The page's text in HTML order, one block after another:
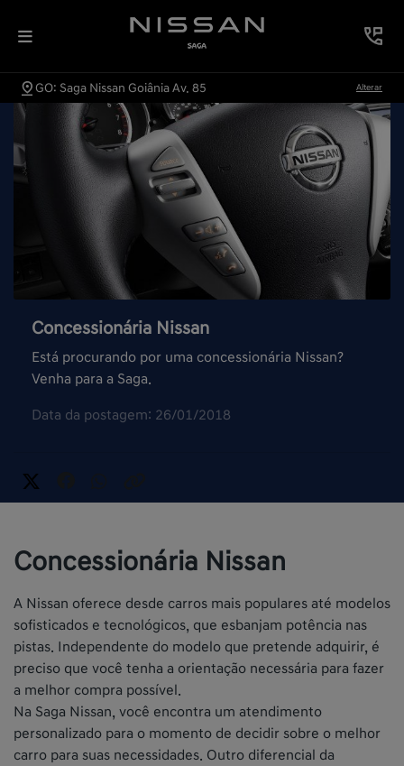
GO: Saga Nissan Goiânia Av. 85 Alterar
Concessionária Nissan
Está procurando por uma concessionária Nissan?
Venha para a Saga.
Data da postagem: 26/01/2018
Concessionária Nissan
A Nissan oferece desde carros mais populares até modelos
sofisticados e tecnológicos, que esbanjam potência nas
pistas. Independente do modelo que pretende adquirir, é
preciso que você tenha a orientação necessária para fazer
a melhor compra possível.
Na Saga Nissan, você encontra um atendimento
personalizado para o momento de decidir sobre o melhor
carro para suas necessidades. Outro diferencial da